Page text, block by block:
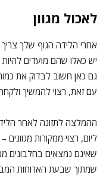
לאכול מגוון
אחרי הלידה הגוף שלך צריך
יש כאלו שהם מועדים להיות
גם כאן חשוב לבדוק את
עם זאת, רצוי להמשיך
ההמלצה לתזונה לאחר
ליום, רצוי ממקורות
שאינם נמצאים בחלבונים
שמתוך שבעת הארוחות